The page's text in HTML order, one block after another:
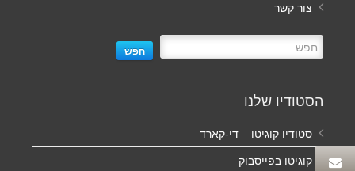
צור קשר
חפש
הסטודיו שלנו
סטודיו קוגיטו – די-קארד
קוגיטו בפייסבוק